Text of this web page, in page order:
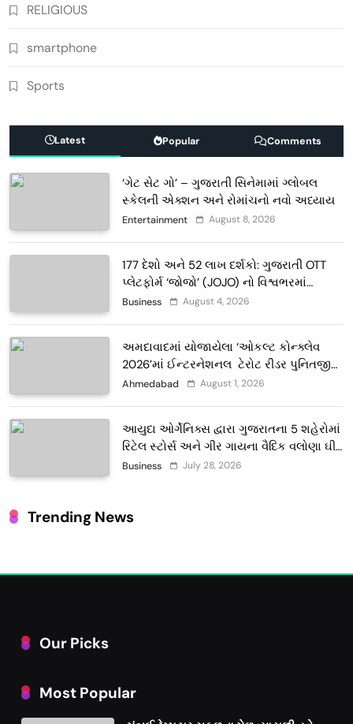
RELIGIOUS
smartphone
Sports
Latest Popular Comments
‘ગેટ સેટ ગો’ – ગુજરાતી સિનેમામાં ગ્લોબલ
સ્કેલની એક્શન અને રોમાંચનો નવો અધ્યાય
Entertainment August 8, 2026
177 દેશો અને 52 લાખ દર્શકો: ગુજરાતી OTT
પ્લેટફોર્મ ‘જોજો’ (JOJO) નો વિશ્વભરમાં
દબદબો
Business August 4, 2026
અમદાવાદમાં યોજાયેલા ‘ઓકલ્ટ કોન્ક્લેવ
2026’માં ઈન્ટરનેશનલ ટેરોટ રીડર પુનિતજી
લુલ્લા એ ટેરોટ કાર્ડ રીડિંગ અંગે માહિતી આપી
Ahmedabad August 1, 2026
આયુદા ઓર્ગેનિક્સ દ્વારા ગુજરાતના 5 શહેરોમાં
રિટેલ સ્ટોર્સ અને ગીર ગાયના વૈદિક વલોણા ઘી-
દૂધની શુદ્ધ સેવાઓ સાથે વ્યાપક વિસ્તરણ
Business July 28, 2026
Trending News
Our Picks
Most Popular